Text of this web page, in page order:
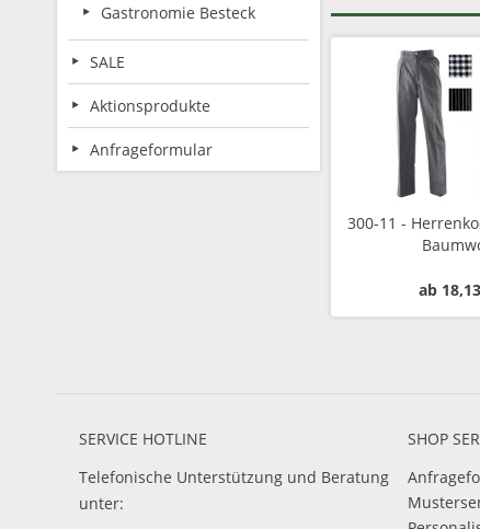
Gastronomie Besteck
SALE
Aktionsprodukte
Anfrageformular
300-11 -
ab
SERVICE HOTLINE
Telefonische Unterstützung und Beratung
unter:
SHOP